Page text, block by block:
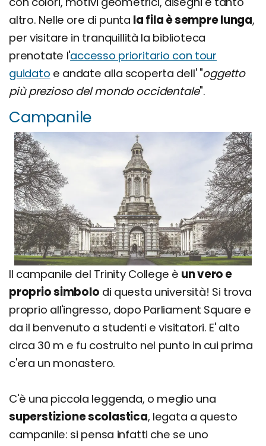
altro. Nelle ore di punta la fila è sempre lunga,
per visitare in tranquillità la biblioteca
prenotate l'accesso prioritario con tour
guidato e andate alla scoperta dell' "oggetto
più prezioso del mondo occidentale".
Campanile
Il campanile del Trinity College è un vero e
proprio simbolo di questa università! Si trova
proprio all'ingresso, dopo Parliament Square e
da il benvenuto a studenti e visitatori. E' alto
circa 30 m e fu costruito nel punto in cui prima
c'era un monastero.
C'è una piccola leggenda, o meglio una
superstizione scolastica, legata a questo
campanile: si pensa infatti che se uno